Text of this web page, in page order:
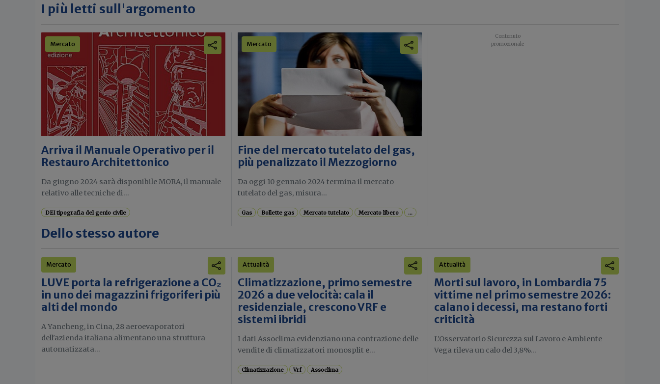
I più letti sull'argomento
Mercato
Arriva il Manuale Operativo per il
Restauro Architettonico
Da giugno 2024 sarà disponibile MORA, il manuale
relativo alle tecniche di...
DEI tipografia del genio civile
Mercato
Fine del mercato tutelato del gas,
più penalizzato il Mezzogiorno
Da oggi 10 gennaio 2024 termina il mercato
tutelato del gas, misura...
Gas Bollette gas Mercato tutelato Mercato libero ...
Dello stesso autore
Mercato
LUVE porta la refrigerazione a CO₂
in uno dei magazzini frigoriferi più
alti del mondo
A Yancheng, in Cina, 28 aeroevaporatori
dell'azienda italiana alimentano una struttura
automatizzata...
Attualità
Climatizzazione, primo semestre
2026 a due velocità: cala il
residenziale, crescono VRF e
sistemi ibridi
I dati Assoclima evidenziano una contrazione delle
vendite di climatizzatori monosplit e...
Climatizzazione Vrf Assoclima
Attualità
Morti sul lavoro, in Lombardia 75
vittime nel primo semestre 2026:
calano i decessi, ma restano forti
criticità
L'Osservatorio Sicurezza sul Lavoro e Ambiente
Vega rileva un calo del 3,8%...